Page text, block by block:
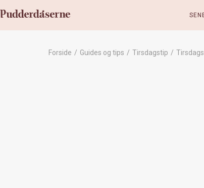
Forside / Guides og tips / Tirsdagstip /